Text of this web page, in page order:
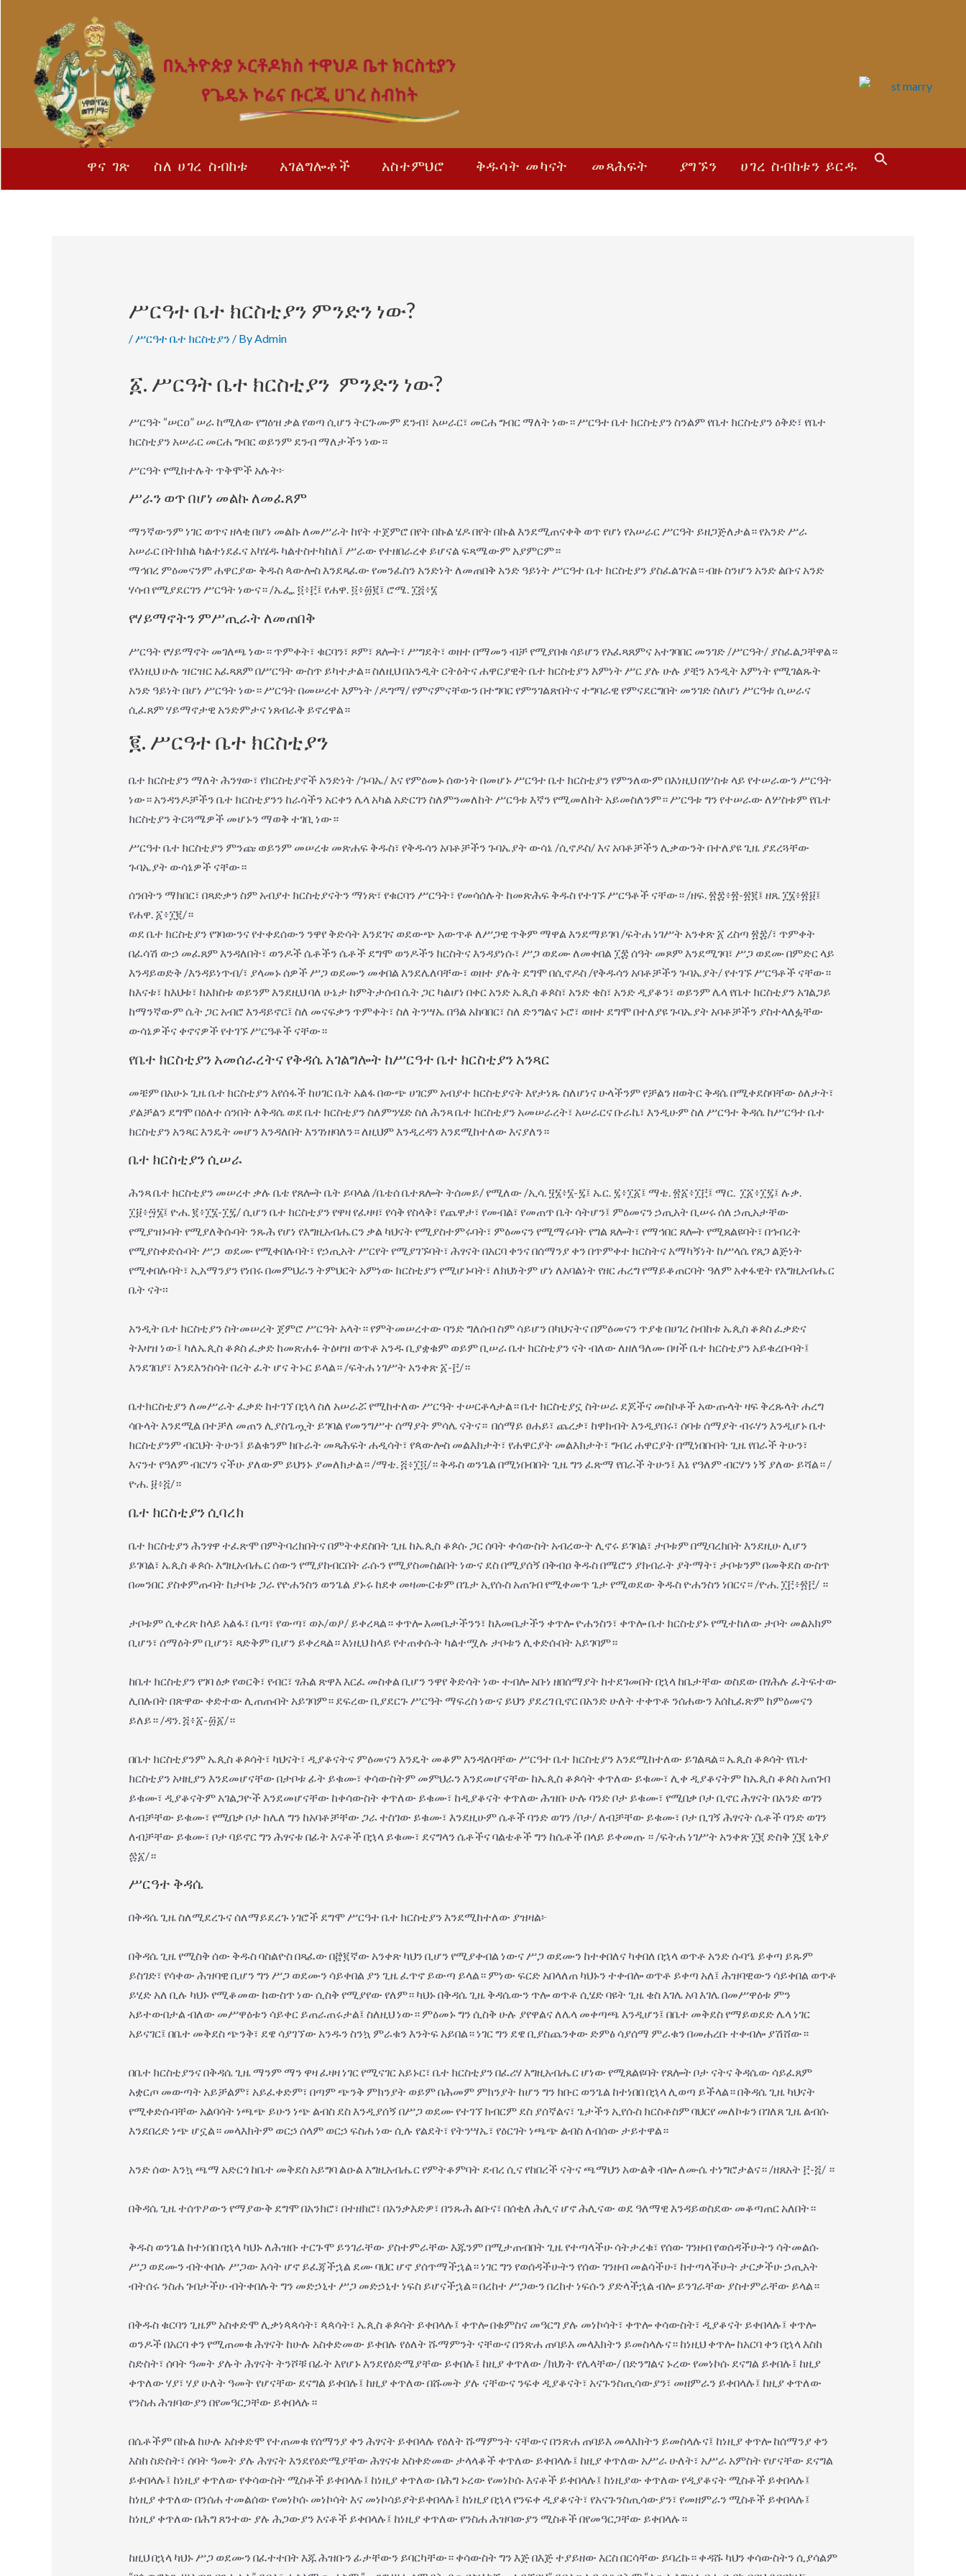
ዋና ገጽ ስለ ሀገረ ስብከቱ አገልግሎቶች አስተምህሮ ቅዱሳት መካናት መጻሕፍት ያግኙን ሀገረ ስብከቱን ይርዱ
Search
ሥርዓተ ቤተ ክርስቲያን ምንድን ነው?
/ሥርዓተ ቤተ ክርስቲያን/ ByAdmin
፩. ሥርዓት ቤተ ክርስቲያን ምንድን ነው?
ሥርዓት “ሠርዐ” ሠራ ከሚለው የግዕዝ ቃል የወጣ ሲሆን ትርጉሙም ደንብ፣ አሠራር፣ መርሐ ግብር ማለት ነው። ሥርዓተ ቤተ ክርስቲያን ስንልም የቤተ ክርስቲያን ዕቅድ፣ የቤተ
ክርስቲያን አሠራር መርሐ ግብር ወይንም ደንብ ማለታችን ነው።
ሥርዓት የሚከተሉት ጥቅሞች አሉት፦
ሥራን ወጥ በሆነ መልኩ ለመፈጸም
ማንኛውንም ነገር ወጥና ዘላቂ በሆነ መልኩ ለመሥራት ከየት ተጀምሮ በየት በኩል ሄዶ በየት በኩል እንደሚጠናቀቅ ወጥ የሆነ የአሠራር ሥርዓት ይዘጋጅለታል። የአንድ ሥራ
አሠራር በትክክል ካልተነደፈና አካሄዱ ካልተስተካከለ፤ ሥራው የተዘበራረቀ ይሆናል ፍጻሜውም አያምርም።
ማኅበረ ምዕመናንም ሐዋርያው ቅዱስ ጳውሎስ እንደጻፈው የመንፈስን አንድነት ለመጠበቅ አንድ ዓይነት ሥርዓተ ቤተ ክርስቲያን ያስፈልገናል። ብዙ ስንሆን አንድ ልቡና አንድ
ሃሳብ የሚያደርገን ሥርዓት ነውና። /ኤፌ. ፬፥፫፤ የሐዋ. ፬፥፴፪፤ ሮሜ. ፲፭፥፮
የሃይማኖትን ምሥጢራት ለመጠበቅ
ሥርዓት የሃይማኖት መገለጫ ነው። ጥምቀት፣ ቁርባን፣ ጾም፣ ጸሎት፣ ሥግደት፣ ወዘተ በማመን ብቻ የሚያበቁ ሳይሆን የአፈጻጸምና አተገባበር መንገድ /ሥርዓት/ ያስፈልጋቸዋል።
የእነዚህ ሁሉ ዝርዝር አፈጻጸም በሥርዓት ውስጥ ይካተታል። ስለዚህ በአንዲት ርትዕትና ሐዋርያዊት ቤተ ክርስቲያን እምነት ሥር ያሉ ሁሉ ያቺን አንዲት እምነት የሚገልጹት
አንድ ዓይነት በሆነ ሥርዓት ነው። ሥርዓት በመሠረተ እምነት /ዶግማ/ የምናምናቸውን በተግባር የምንገልጽበትና ተግባራዊ የምናደርግበት መንገድ ስለሆነ ሥርዓቱ ሲሠራና
ሲፈጸም ሃይማኖታዊ አንድምታና ነጸብራቅ ይኖረዋል።
፪. ሥርዓተ ቤተ ክርስቲያን
ቤተ ክርስቲያን ማለት ሕንፃው፣ የክርስቲያኖች አንድነት /ጉባኤ/ እና የምዕመኑ ሰውነት በመሆኑ ሥርዓተ ቤተ ክርስቲያን የምንለውም በእነዚህ በሦስቱ ላይ የተሠራውን ሥርዓት
ነው። አንዳንዶቻችን ቤተ ክርስቲያንን ከራሳችን አርቀን ሌላ አካል አድርገን ስለምንመለከት ሥርዓቱ እኛን የሚመለከት አይመስለንም። ሥርዓቱ ግን የተሠራው ለሦስቱም የቤተ
ክርስቲያን ትርጓሜዎች መሆኑን ማወቅ ተገቢ ነው።
ሥርዓተ ቤተ ክርስቲያን ምንጩ ወይንም መሠረቱ መጽሐፍ ቅዱስ፣ የቅዱሳን አባቶቻችን ጉባኤያት ውሳኔ /ሲኖዶስ/ እና አባቶቻችን ሊቃውንት በተለያዩ ጊዜ ያደረጓቸው
ጉባኤያት ውሳኔዎች ናቸው።
ሰንበትን ማክበር፣ በጻድቃን ስም አብያተ ክርስቲያናትን ማነጽ፣ የቁርባን ሥርዓት፣ የመሳሰሉት ከመጽሕፍ ቅዱስ የተገኙ ሥርዓቶች ናቸው። /ዘፍ. ፳፰፥፳-፳፪፤ ዘጸ. ፲፮፥፳፱፤
የሐዋ. ፩፥፲፪/።
ወደ ቤተ ክርስቲያን የገባውንና የተቀደሰውን ንዋየ ቅድሳት እንደገና ወደውጭ አውጥቶ ለሥጋዊ ጥቅም ማዋል እንደማይገባ /ፍትሐ ነገሥት አንቀጽ ፩ ረስጣ ፳፰/፣ ጥምቀት
በፈሳሽ ውኃ መፈጸም እንዳለበት፣ ወንዶች ሴቶችን ሴቶች ደግሞ ወንዶችን ክርስትና እንዳያነሱ፣ ሥጋ ወደሙ ለመቀበል ፲፰ ሰዓት መጾም እንደሚገባ፣ ሥጋ ወደሙ በምድር ላይ
እንዳይወድቅ /እንዳይነጥብ/፣ ያላመኑ ሰዎች ሥጋ ወደሙን መቀበል እንደሌለባቸው፣ ወዘተ ያሉት ደግሞ በሲኖዶስ /የቅዱሳን አባቶቻችን ጉባኤያት/ የተገኙ ሥርዓቶች ናቸው።
ከእናቱ፣ ከእህቱ፣ ከአክስቱ ወይንም እንደዚህ ባለ ሁኔታ ከምትታሰብ ሴት ጋር ካልሆነ በቀር አንድ ኤጲስ ቆጶስ፣ አንድ ቄስ፣ አንድ ዲያቆን፣ ወይንም ሌላ የቤተ ክርስቲያን አገልጋይ
ከማንኛውም ሴት ጋር አብሮ እንዳይኖር፤ ስለ መናፍቃን ጥምቀት፣ ስለ ትንሣኤ በዓል አከባበር፣ ስለ ድንግልና ኑሮ፣ ወዘተ ደግሞ በተለያዩ ጉባኤያት አባቶቻችን ያስተላለፏቸው
ውሳኔዎችና ቀኖናዎች የተገኙ ሥርዓቶች ናቸው።
የቤተ ክርስቲያን አመሰራረትና የቅዳሴ አገልግሎት ከሥርዓተ ቤተ ክርስቲያን አንጻር
መቼም በአሁኑ ጊዜ ቤተ ክርስቲያን እየሰፋች ከሀገር ቤት አልፋ በውጭ ሀገርም አብያተ ክርስቲያናት እየታነጹ ስለሆነና ሁላችንም የቻልን ዘወትር ቅዳሴ በሚቀደስባቸው ዕለታት፣
ያልቻልን ደግሞ በዕለተ ሰንበት ለቅዳሴ ወደ ቤተ ክርስቲያን ስለምንሄድ ስለ ሕንጻ ቤተ ክርስቲያን አመሠራረት፣ አሠራርና ቡራኬ፣ እንዲሁም ስለ ሥርዓተ ቅዳሴ ከሥርዓተ ቤተ
ክርስቲያን አንጻር እንዴት መሆን እንዳለበት እንገነዘባለን። ለዚህም እንዲረዳን እንደሚከተለው እናያለን።
ቤተ ክርስቲያን ሲሠራ
ሕንጻ ቤተ ክርስቲያን መሠረተ ቃሉ ቤቴ የጸሎት ቤት ይባላል /ቤቴሰ ቤተጸሎት ትሰመይ/ የሚለው /ኢሳ. ፶፮፥፮-፯፤ ኤር. ፯፥፲፩፤ ማቴ. ፳፩፥፲፫፤ ማር. ፲፩፥፲፯፤ ሉቃ.
፲፱፥፵፮፤ ዮሐ. ፪፥፲፮-፲፯/ ሲሆን ቤተ ክርስቲያን የዋዛ የፈዛዛ፣ የሳቅ የስላቅ፣ የጨዋታ፣ የመብል፣ የመጠጥ ቤት ሳትሆን፤ ምዕመናን ኃጢአት ቢሠሩ ሰለ ኃጢአታቸው
የሚያዝኑባት የሚያለቅሱባት ንጹሕ የሆነ የእግዚአብሔርን ቃል ካህናት የሚያስተምሩባት፣ ምዕመናን የሚማሩባት የግል ጸሎት፣ የማኅበር ጸሎት የሚጸልዩባት፣ በኅብረት
የሚያስቀድሱባት ሥጋ ወደሙ የሚቀበሉባት፣ የኃጢአት ሥርየት የሚያገኙባት፣ ሕፃናት በአርባ ቀንና በሰማንያ ቀን በጥምቀተ ክርስትና አማካኝነት ከሥላሴ የጸጋ ልጅነት
የሚቀበሉባት፣ ኢአማንያን የነበሩ በመምህራን ትምህርት አምነው ክርስቲያን የሚሆኑባት፣ ለክህነትም ሆነ ለአባልነት የዘር ሐረግ የማይቆጠርባት ዓለም አቀፋዊት የእግዚአብሔር
ቤት ናት፡፡
አንዲት ቤተ ክርስቲያን ስትመሠረት ጀምሮ ሥርዓት አላት። የምትመሠረተው ባንድ ግለሰብ ስም ሳይሆን በካህናትና በምዕመናን ጥያቄ በሀገረ ስብከቱ ኤጲስ ቆጶስ ፈቃድና
ትእዛዝ ነው፤ ካለኤጲስ ቆጶስ ፈቃድ ከመጽሐፉ ትዕዛዝ ወጥቶ አንዱ ቢያቋቁም ወይም ቢሠራ ቤተ ክርስቲያን ናት ብለው ለዘለዓለሙ በዛች ቤተ ክርስቲያን አይቁረቡባት፤
እንደገበያ፣ እንደእንስሳት በረት ፈት ሆና ትኑር ይላል። /ፍትሐ ነገሥት አንቀጽ ፩-፫/።
ቤተክርስቲያን ለመሥራት ፈቃድ ከተገኘ በኋላ ስለ አሠራሯ የሚከተለው ሥርዓት ተሠርቶላታል። ቤተ ክርስቲያኗ ስትሠራ ደጆችና መስኮቶች አውጡላት ዛፍ ቅረጹላት ሐረግ
ሳቡላት እንደሚል በተቻለ መጠን ሊያስጌጧት ይገባል የመንግሥተ ሰማያት ምሳሌ ናትና። በሰማይ ፀሐይ፣ ጨረቃ፣ ከዋክብት እንዲያበሩ፣ ሰባቱ ሰማያት ብሩሃን እንዲሆኑ ቤተ
ክርስቲያንም ብርህት ትሁን፤ ይልቁንም ክቡራት መጻሕፍት ሐዲሳት፣ የጳውሎስ መልእክታት፣ የሐዋርያት መልእክታት፣ ግብረ ሐዋርያት በሚነበቡበት ጊዜ የበራች ትሁን፣
እናንተ የዓለም ብርሃን ናችሁ ያለውም ይህንኑ ያመለክታል። /ማቴ. ፭፥፲፬/። ቅዱስ ወንጌል በሚነበብበት ጊዜ ግን ፈጽማ የበራች ትሁን፤ እኔ የዓለም ብርሃን ነኝ ያለው ይሻል። /
ዮሐ. ፱፥፭/።
ቤተ ክርስቲያን ሲባረክ
ቤተ ክርስቲያን ሕንፃዋ ተፈጽሞ በምትባረክበትና በምትቀደስበት ጊዜ ከኤጲስ ቆጶሱ ጋር ሰባት ቀሳውስት አብረውት ሊኖሩ ይገባል፣ ታቦቱም በሚባረክበት እንደዚሁ ሊሆን
ይገባል፣ ኤጲስ ቆጶሱ እግዚአብሔር ሰውን የሚያከብርበት ራሱን የሚያስመስልበት ነውና ደስ በሚያሰኝ በቅብዐ ቅዱስ በሜሮን ያክብራት ያትማት፣ ታቦቱንም በመቅደስ ውስጥ
በመንበር ያስቀምጡባት ከታቦቱ ጋራ የዮሐንስን ወንጌል ያኑሩ ከደቀ መዛሙርቱም በጌታ ኢየሱስ አጠገብ የሚቀመጥ ጌታ የሚወደው ቅዱስ ዮሐንስን ነበርና። /ዮሐ. ፲፫፥፳፫/ ።
ታቦቱም ሲቀረጽ ከላይ አልፋ፣ ቤጣ፣ የውጣ፣ ወኦ/ወዖ/ ይቀረጻል። ቀጥሎ እመቤታችንን፣ ከእመቤታችን ቀጥሎ ዮሐንስን፣ ቀጥሎ ቤተ ክርስቲያኑ የሚተከለው ታቦት መልአክም
ቢሆን፣ ሰማዕትም ቢሆን፣ ጻድቅም ቢሆን ይቀረጻል። እነዚህ ከላይ የተጠቀሱት ካልተሟሉ ታቦቱን ሊቀድሱበት አይገባም።
ከቤተ ክርስቲያን የገባ ዕቃ የወርቅ፣ የብር፣ ፃሕል ጽዋእ እርፈ መስቀል ቢሆን ንዋየ ቅድሳት ነው ተብሎ አቡነ ዘበሰማያት ከተደገመበት በኋላ ከቤታቸው ወስደው በፃሕሉ ፈትፍተው
ሊበሉበት በጽዋው ቀድተው ሊጠጡበት አይገባም። ደፍረው ቢያደርጉ ሥርዓት ማፍረስ ነውና ይህን ያደረገ ቢኖር በአንድ ሁለት ተቀጥቶ ንሰሐውን እሰኪፈጽም ከምዕመናን
ይለይ። /ዳን. ፭፥፩-፴፩/።
በቤተ ክርስቲያንም ኤጲስ ቆጶሳት፣ ካህናት፣ ዲያቆናትና ምዕመናን እንዴት መቆም እንዳለባቸው ሥርዓተ ቤተ ክርስቲያን እንደሚከተለው ይገልጻል። ኤጲስ ቆጶሳት የቤተ
ክርስቲያን አዛዚያን እንደመሆናቸው በታቦቱ ፊት ይቁሙ፣ ቀሳውስትም መምህራን እንደመሆናቸው ከኤጲስ ቆጶሳት ቀጥለው ይቁሙ፣ ሊቀ ዲያቆናትም ከኤጲስ ቆጶስ አጠገብ
ይቁሙ፣ ዲያቆናትም አገልጋዮች እንደመሆናቸው ከቀሳውስት ቀጥለው ይቁሙ፣ ከዲያቆናት ቀጥለው ሕዝቡ ሁሉ ባንድ ቦታ ይቁሙ፣ የሚበቃ ቦታ ቢኖር ሕፃናት በአንድ ወገን
ለብቻቸው ይቁሙ፣ የሚበቃ ቦታ ከሌለ ግን ከአባቶቻቸው ጋራ ተስገው ይቁሙ፣ እንደዚሁም ሴቶች ባንድ ወገን /ቦታ/ ለብቻቸው ይቁሙ፣ ቦታ ቢገኝ ሕፃናት ሴቶች ባንድ ወገን
ለብቻቸው ይቁሙ፣ ቦታ ባይኖር ግን ሕፃናቱ በፊት እናቶች በኋላ ይቁሙ፣ ደናግላን ሴቶችና ባልቴቶች ግን ከሴቶች በላይ ይቀመጡ ። /ፍትሐ ነገሥት አንቀጽ ፲፪ ድስቅ ፲፪ ኒቅያ
፷፩/።
ሥርዓተ ቅዳሴ
በቅዳሴ ጊዜ ስለሚደረጉና ሰለማይደረጉ ነገሮች ደግሞ ሥርዓተ ቤተ ክርስቲያን እንደሚከተለው ያዝዛል፦
በቅዳሴ ጊዜ የሚስቅ ሰው ቅዱስ ባስልዮስ በጻፈው በ፸፪ኛው አንቀጽ ካህን ቢሆን የሚያቀብል ነውና ሥጋ ወደሙን ከተቀበለና ካቀበለ በኋላ ወጥቶ አንድ ሱባዔ ይቀጣ ይጹም
ይስገድ፣ የሳቀው ሕዝባዊ ቢሆን ግን ሥጋ ወደሙን ሳይቀበል ያን ጊዜ ፈጥኖ ይውጣ ይላል። ምነው ፍርድ አበላለጠ ካህኑን ተቀብሎ ወጥቶ ይቀጣ አለ፤ ሕዝባዊውን ሳይቀበል ወጥቶ
ይሂድ አለ ቢሉ ካህኑ የሚቆመው ከውስጥ ነው ሲስቅ የሚያየው የለም። ካህኑ በቅዳሴ ጊዜ ቅዳሴውን ጥሎ ወጥቶ ሲሄድ ባዩት ጊዜ ቄስ እገሌ አባ እገሌ በመሥዋዕቱ ምን
አይተውበታል ብለው መሥዋዕቱን ሳይቀር ይጠራጠሩታል፤ ስለዚህ ነው። ምዕመኑ ግን ሲስቅ ሁሉ ያየዋልና ለሌላ መቀጣጫ እንዲሆን፤ በቤተ መቅደስ የማይወደድ ሌላ ነገር
አይናገር፤ በቤተ መቅደስ ጭንቅ፣ ደዌ ሳያገኘው አንዱን ስንኳ ምራቁን እንትፍ አይበል። ነገር ግን ደዌ ቢያስጨንቀው ድምፅ ሳያሰማ ምራቁን በመሐረቡ ተቀብሎ ያሽሸው።
በቤተ ክርስቲያንና በቅዳሴ ጊዜ ማንም ማን ዋዛ ፈዛዛ ነገር የሚናገር አይኑር፣ ቤተ ክርስቲያን በፈሪሃ እግዚአብሔር ሆነው የሚጸልዩባት የጸሎት ቦታ ናትና ቅዳሴው ሳይፈጸም
አቋርጦ መውጣት አይቻልም፣ አይፈቀድም፣ በጣም ጭንቅ ምክንያት ወይም በሕመም ምክንያት ከሆን ግን ክቡር ወንጌል ከተነበበ በኋላ ሊወጣ ይችላል። በቅዳሴ ጊዜ ካህናት
የሚቀድሱባቸው አልባሳት ነጫጭ ይሁን ነጭ ልብስ ደስ እንዲያሰኝ በሥጋ ወደሙ የተገኘ ክብርም ደስ ያሰኛልና፣ ጌታችን ኢየሱስ ክርስቶስም ባህርየ መለኮቱን በገለጸ ጊዜ ልብሱ
እንደበረድ ነጭ ሆኗል። መላእክትም ወርኃ ሰላም ወርኃ ፍስሐ ነው ሲሉ የልደት፣ የትንሣኤ፣ የዕርገት ነጫጭ ልብስ ለብሰው ታይተዋል።
አንድ ሰው እንኳ ጫማ አድርጎ ከቤተ መቅደስ አይግባ ልዑል እግዚአብሔር የምትቆምባት ደብረ ሲና የከበረች ናትና ጫማህን አውልቅ ብሎ ለሙሴ ተነግሮታልና። /ዘጸአት ፫-፭/ ።
በቅዳሴ ጊዜ ተሰጥዖውን የማያውቅ ደግሞ በአንክሮ፣ በተዘክሮ፣ በአንቃእድዎ፣ በንጹሕ ልቡና፣ በሰቂለ ሕሊና ሆኖ ሕሊናው ወደ ዓለማዊ እንዳይወስደው መቆጣጠር አለበት።
ቅዱስ ወንጌል ከተነበበ በኋላ ካህኑ ለሕዝቡ ተርጉሞ ይንገራቸው ያስተምራቸው እጁንም በሚታጠብበት ጊዜ የተጣላችሁ ሳትታረቁ፣ የሰው ገንዘብ የወሰዳችሁትን ሳትመልሱ
ሥጋ ወደሙን ብትቀበሉ ሥጋው እሳት ሆኖ ይፈጃችኋል ደሙ ባህር ሆኖ ያሰጥማችኋል። ነገር ግን የወሰዳችሁትን የሰው ገንዘብ መልሳችሁ፣ ከተጣላችሁት ታርቃችሁ ኃጢአት
ብትሰሩ ንስሐ ገብታችሁ ብትቀበሉት ግን መድኃኒተ ሥጋ መድኃኒተ ነፍስ ይሆናችኋል። በረከተ ሥጋውን በረከተ ነፍሱን ያድላችኋል ብሎ ይንገራቸው ያስተምራቸው ይላል።
በቅዱስ ቁርባን ጊዜም አስቀድሞ ሊቃነጳጳሳት፣ ጳጳሳት፣ ኤጲስ ቆጶሳት ይቀበላሉ፤ ቀጥሎ በቁምስና መዓርግ ያሉ መነኮሳት፣ ቀጥሎ ቀሳውስት፣ ዲያቆናት ይቀበላሉ፤ ቀጥሎ
ወንዶች በአርባ ቀን የሚጠመቁ ሕፃናት ከሁሉ አስቀድመው ይቀበሉ የዕለት ሹማምንት ናቸውና በንጽሐ ጠባይእ መላእክትን ይመስላሉና። ከነዚህ ቀጥሎ ከአርባ ቀን በኋላ እስከ
ስድስት፣ ሰባት ዓመት ያሉት ሕፃናት ትንሾቹ በፊት እየሆኑ እንደየዕድሜያቸው ይቀበሉ፤ ከዚያ ቀጥለው /ክህነት የሌላቸው/ በድንግልና ኑረው የመነኮሱ ደናግል ይቀበሉ፤ ከዚያ
ቀጥለው ሃያ፣ ሃያ ሁለት ዓመት የሆናቸው ደናግል ይቀበሉ፤ ከዚያ ቀጥለው በሹመት ያሉ ናቸውና ንፍቀ ዲያቆናት፣ አናጉንስጢሳውያን፣ መዘምራን ይቀበላሉ፤ ከዚያ ቀጥለው
የንስሐ ሕዝባውያን በየመዓርጋቸው ይቀበላሉ።
በሴቶችም በኩል ከሁሉ አስቀድሞ የተጠመቁ የሰማንያ ቀን ሕፃናት ይቀበላሉ የዕለት ሹማምንት ናቸውና በንጽሐ ጠባይእ መላእክትን ይመስላሉና፤ ከነዚያ ቀጥሎ ከሰማንያ ቀን
እስከ ስድስት፣ ሰባት ዓመት ያሉ ሕፃናት እንደየዕድሜያቸው ሕፃናቱ አስቀድመው ታላላቆች ቀጥለው ይቀበላሉ፤ ከዚያ ቀጥለው አሥራ ሁለት፣ አሥራ አምስት የሆናቸው ደናግል
ይቀበላሉ፤ ከነዚያ ቀጥለው የቀሳውስት ሚስቶች ይቀበላሉ፤ ከነዚያ ቀጥለው በሕግ ኑረው የመነኮሱ እናቶች ይቀበላሉ፤ ከነዚያው ቀጥለው የዲያቆናት ሚስቶች ይቀበላሉ፤
ከነዚያ ቀጥለው በንሰሐ ተመልሰው የመነኮሱ መነኮሳት እና መነኮሳይያትይቀበላሉ፤ ከነዚያ በኋላ የንፍቀ ዲያቆናት፣ የአናጉንስጢሳውያን፣ የመዘምራን ሚስቶች ይቀበላሉ፤
ከነዚያ ቀጥለው በሕግ ጸንተው ያሉ ሕጋውያን እናቶች ይቀበላሉ፤ ከነዚያ ቀጥለው የንስሐ ሕዝባውያን ሚስቶች በየመዓርጋቸው ይቀበላሉ።
ከዚህ በኋላ ካህኑ ሥጋ ወደሙን በፈተተበት እጁ ሕዝቡን ፊታቸውን ይባርካቸው። ቀሳውስት ግን እጅ በእጅ ተያይዘው እርስ በርሳቸው ይባረኩ። ቀዳሹ ካህን ቀሳውስትን ሲያሳልም
navigation